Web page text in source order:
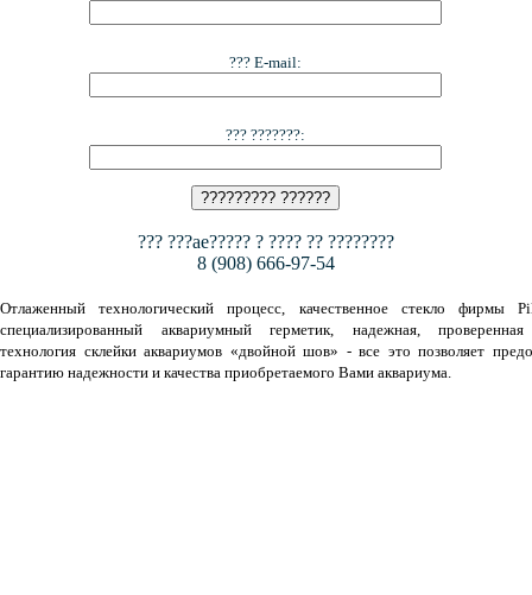
??? E-mail:
??? ???????:
??? ???ae????? ? ???? ?? ????????
8 (908) 666-97-54
Отлаженный технологический процесс, качественное стекло фирмы
специализированный аквариумный герметик, надежная,
технология склейки аквариумов «двойной шов» - все это позволяет
гарантию надежности и качества приобретаемого Вами аквариума.